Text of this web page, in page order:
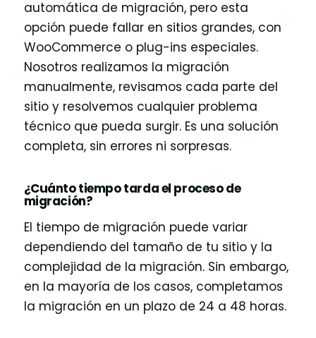
automática de migración, pero esta
opción puede fallar en sitios grandes, con
WooCommerce o plug-ins especiales.
Nosotros realizamos la migración
manualmente, revisamos cada parte del
sitio y resolvemos cualquier problema
técnico que pueda surgir. Es una solución
completa, sin errores ni sorpresas.
¿Cuánto tiempo tarda el proceso de
migración?
El tiempo de migración puede variar
dependiendo del tamaño de tu sitio y la
complejidad de la migración. Sin embargo,
en la mayoría de los casos, completamos
la migración en un plazo de 24 a 48 horas.